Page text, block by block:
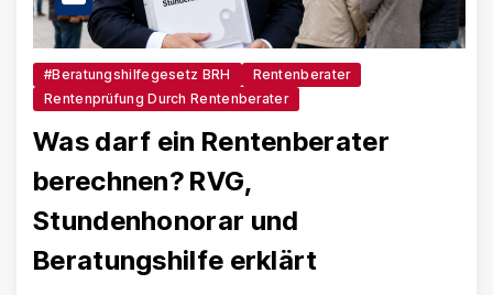
#Beratungshilfegesetz BRH
Rentenberater
Rentenprüfung Durch Rentenberater
Was darf ein Rentenberater
berechnen? RVG,
Stundenhonorar und
Beratungshilfe erklärt